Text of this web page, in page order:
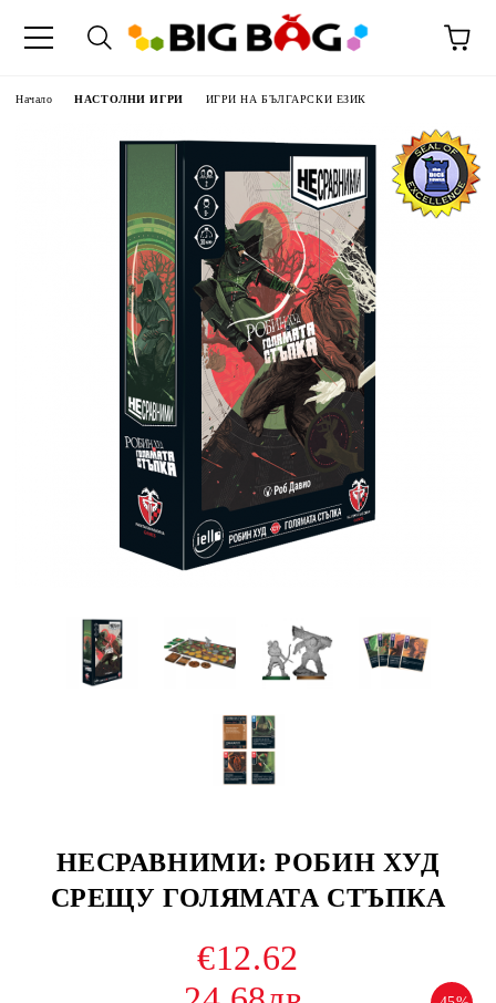
Начало НАСТОЛНИ ИГРИ ИГРИ НА БЪЛГАРСКИ ЕЗИК
НЕСРАВНИМИ: РОБИН ХУД
СРЕЩУ ГОЛЯМАТА СТЪПКА
€12.62